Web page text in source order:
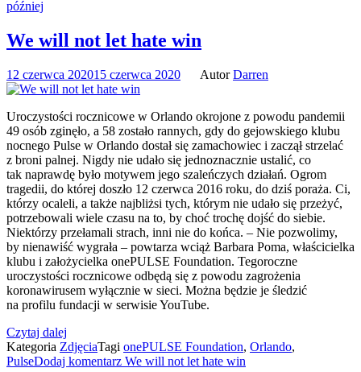
później
We will not let hate win
12 czerwca 202015 czerwca 2020 AutorDarren
Uroczystości rocznicowe w Orlando okrojone z powodu pandemii
49 osób zginęło, a 58 zostało rannych, gdy do gejowskiego klubu
nocnego Pulse w Orlando dostał się zamachowiec i zaczął strzelać
z broni palnej. Nigdy nie udało się jednoznacznie ustalić, co
tak naprawdę było motywem jego szaleńczych działań. Ogrom
tragedii, do której doszło 12 czerwca 2016 roku, do dziś poraża. Ci,
którzy ocaleli, a także najbliżsi tych, którym nie udało się przeżyć,
potrzebowali wiele czasu na to, by choć trochę dojść do siebie.
Niektórzy przełamali strach, inni nie do końca. – Nie pozwolimy,
by nienawiść wygrała – powtarza wciąż Barbara Poma, właścicielka
klubu i założycielka onePULSE Foundation. Tegoroczne
uroczystości rocznicowe odbędą się z powodu zagrożenia
koronawirusem wyłącznie w sieci. Można będzie je śledzić
na profilu fundacji w serwisie YouTube.
Czytaj dalej
Kategoria ZdjęciaTagi onePULSE Foundation, Orlando,
PulseDodaj komentarz We will not let hate win